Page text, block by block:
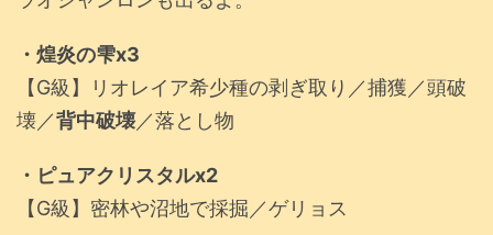
・煌炎の雫x3
【G級】リオレイア希少種の剥ぎ取り／捕獲／頭破
壊／背中破壊／落とし物
・ピュアクリスタルx2
【G級】密林や沼地で採掘／ゲリョス